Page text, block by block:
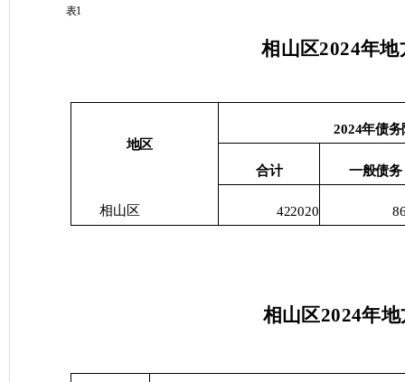
表1
相山区2024年地
地区
2024年债务
合计 一般债务
相山区 422020
相山区2024年地